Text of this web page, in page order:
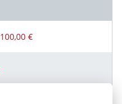
100,00 €